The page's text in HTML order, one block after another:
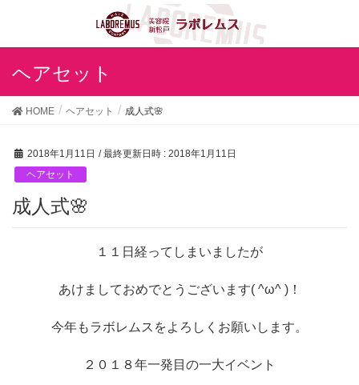
ヘアセット
HOME ヘアセット 成人式🌸
2018年1月11日 / 最終更新日時 : 2018年1月11日
ヘアセット
成人式🌸
１１日経ってしまいましたが
あけましておめでとうございます( ^ω^ )！
今年もラボレムスをよろしくお願いします。
２０１８年一発目の一大イベント